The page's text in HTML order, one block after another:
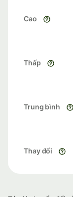
Cao
Thấp
Trung bình
Thay đổi